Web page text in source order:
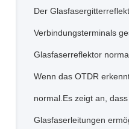
Der
Verbindungsterminals
Glasfaserreflektor
Wenn das OTDR
normal.Es zeigt an,
Glasfaserleitungen